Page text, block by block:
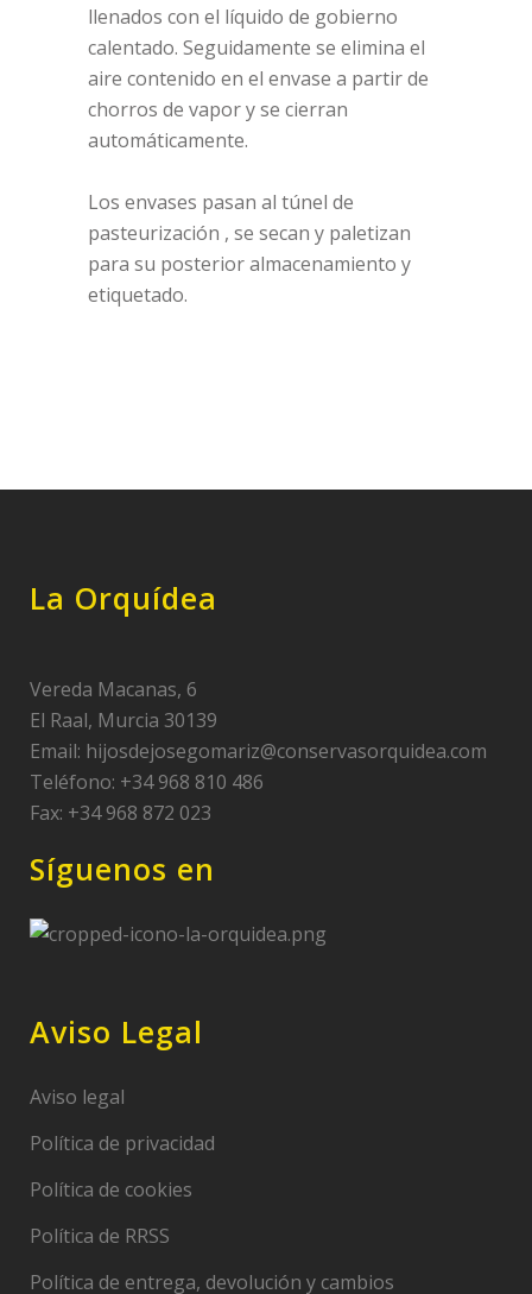
llenados con el líquido de gobierno
calentado. Seguidamente se elimina el
aire contenido en el envase a partir de
chorros de vapor y se cierran
automáticamente.
Los envases pasan al túnel de
pasteurización , se secan y paletizan
para su posterior almacenamiento y
etiquetado.
La Orquídea
Vereda Macanas, 6
El Raal, Murcia 30139
Email: hijosdejosegomariz@conservasorquidea.com
Teléfono: +34 968 810 486
Fax: +34 968 872 023
Síguenos en
Aviso Legal
Aviso legal
Política de privacidad
Política de cookies
Política de RRSS
Política de entrega, devolución y cambios